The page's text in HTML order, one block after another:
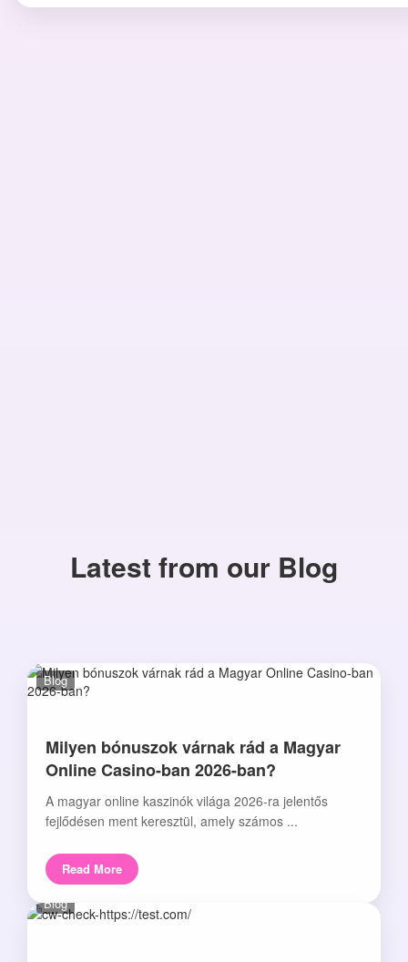
Latest from our Blog
Blog
Milyen bónuszok várnak rád a Magyar
Online Casino-ban 2026-ban?
A magyar online kaszinók világa 2026-ra jelentős
fejlődésen ment keresztül, amely számos ...
Read More
Blog